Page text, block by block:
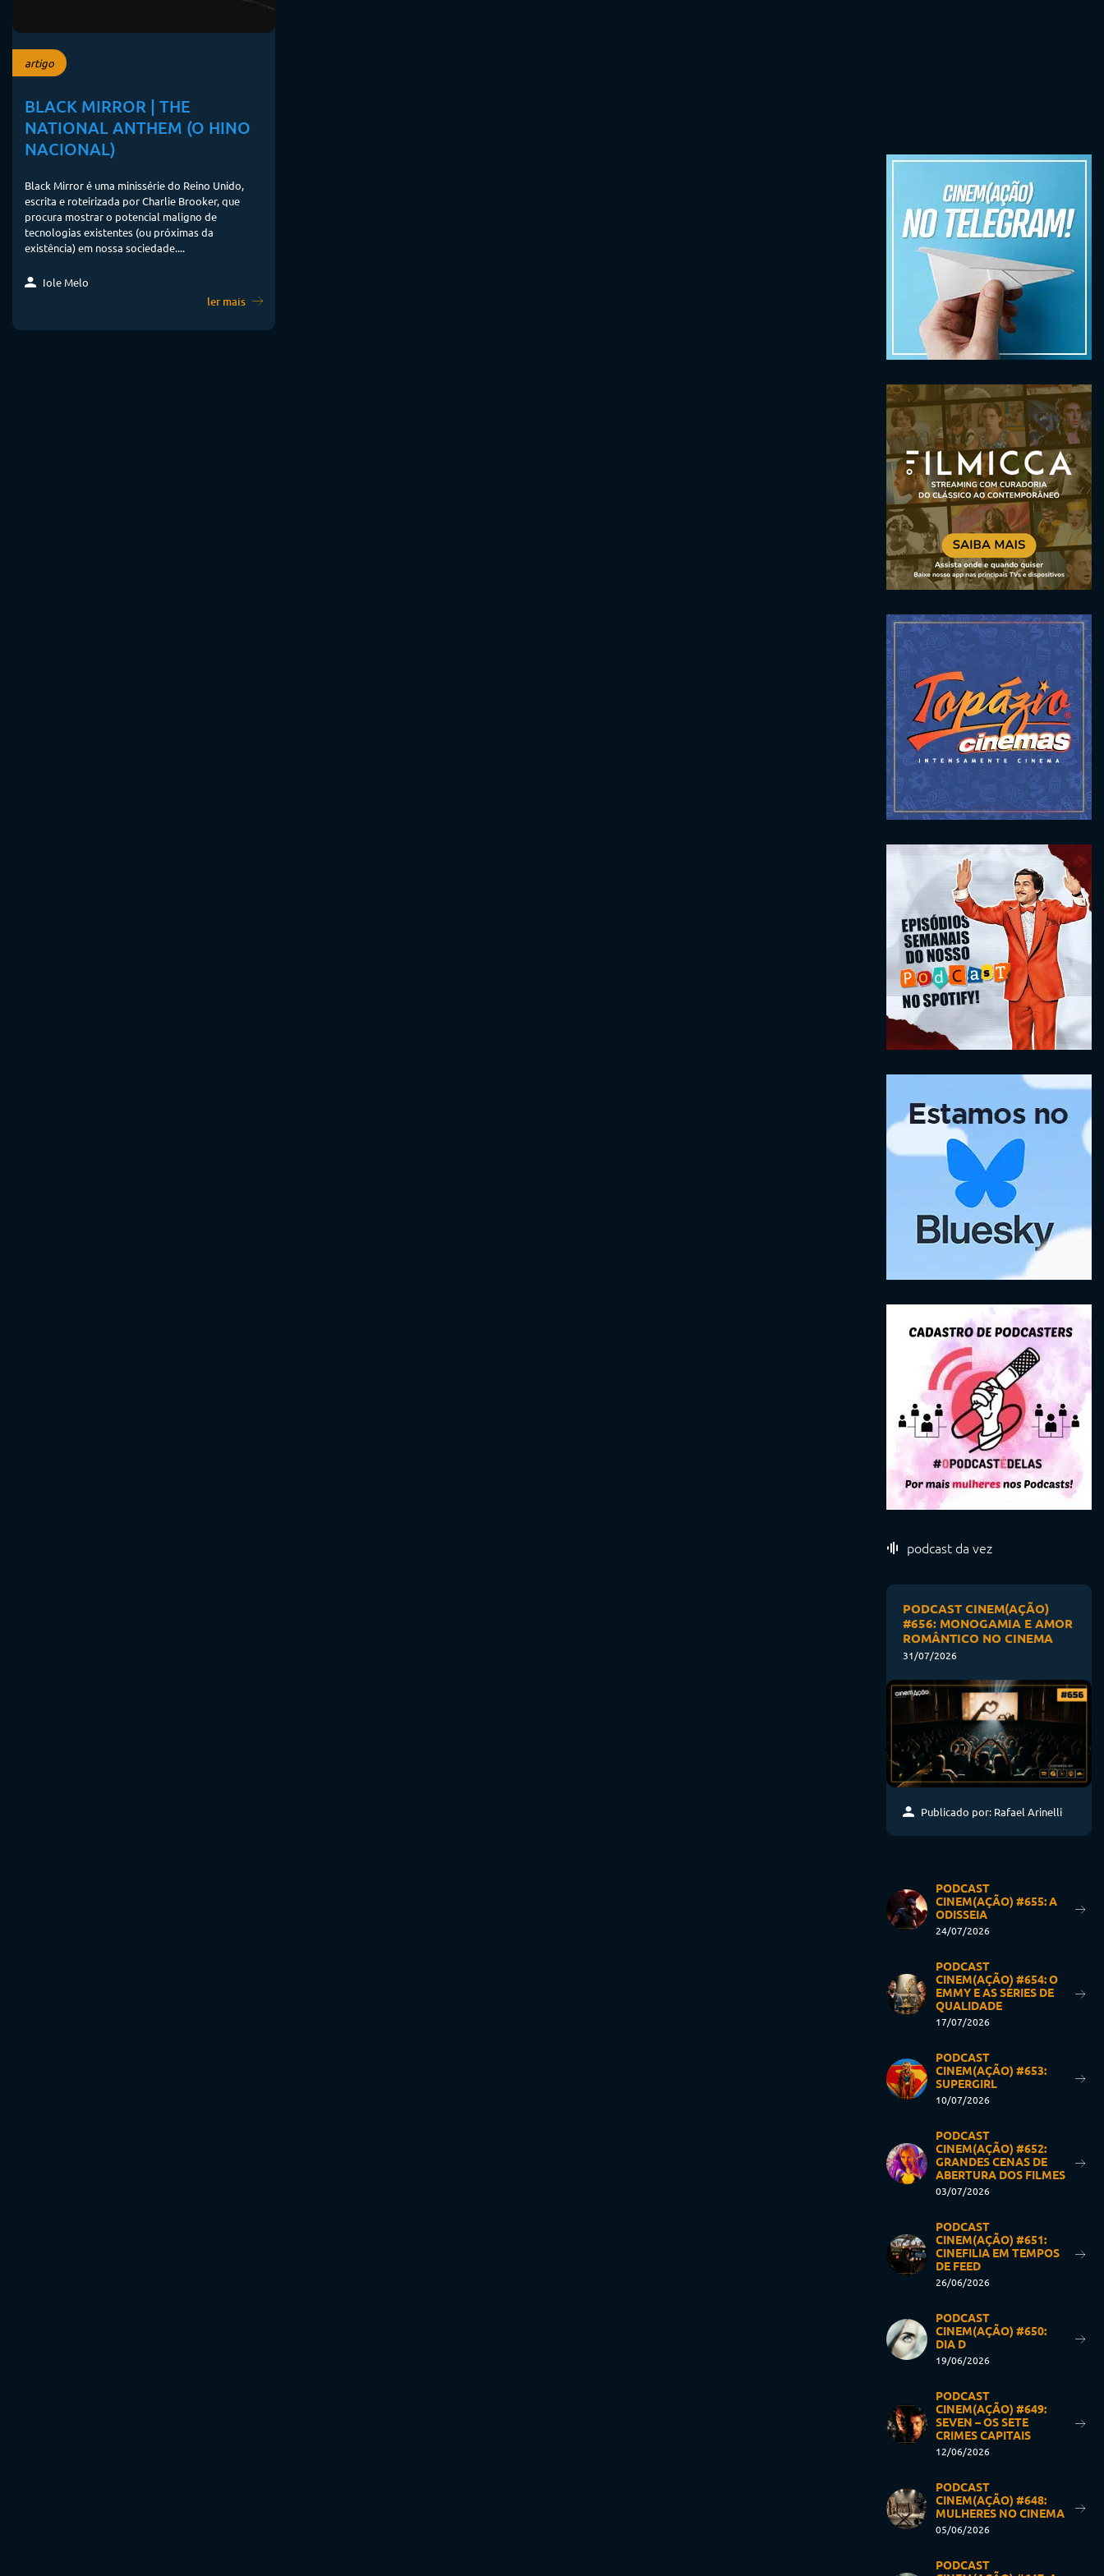
artigo
BLACK MIRROR | THE
NATIONAL ANTHEM (O HINO
NACIONAL)
Black Mirror é uma minissérie do Reino Unido,
escrita e roteirizada por Charlie Brooker, que
procura mostrar o potencial maligno de
tecnologias existentes (ou próximas da
existência) em nossa sociedade....
Iole Melo
ler mais
podcast da vez
PODCAST CINEM(AÇÃO)
#656: MONOGAMIA E AMOR
ROMÂNTICO NO CINEMA
31/07/2026
Publicado por: Rafael Arinelli
PODCAST
CINEM(AÇÃO) #655: A
ODISSEIA
24/07/2026
PODCAST
CINEM(AÇÃO) #654: O
EMMY E AS SÉRIES DE
QUALIDADE
17/07/2026
PODCAST
CINEM(AÇÃO) #653:
SUPERGIRL
10/07/2026
PODCAST
CINEM(AÇÃO) #652:
GRANDES CENAS DE
ABERTURA DOS FILMES
03/07/2026
PODCAST
CINEM(AÇÃO) #651:
CINEFILIA EM TEMPOS
DE FEED
26/06/2026
PODCAST
CINEM(AÇÃO) #650:
DIA D
19/06/2026
PODCAST
CINEM(AÇÃO) #649:
SEVEN – OS SETE
CRIMES CAPITAIS
12/06/2026
PODCAST
CINEM(AÇÃO) #648:
MULHERES NO CINEMA
05/06/2026
PODCAST